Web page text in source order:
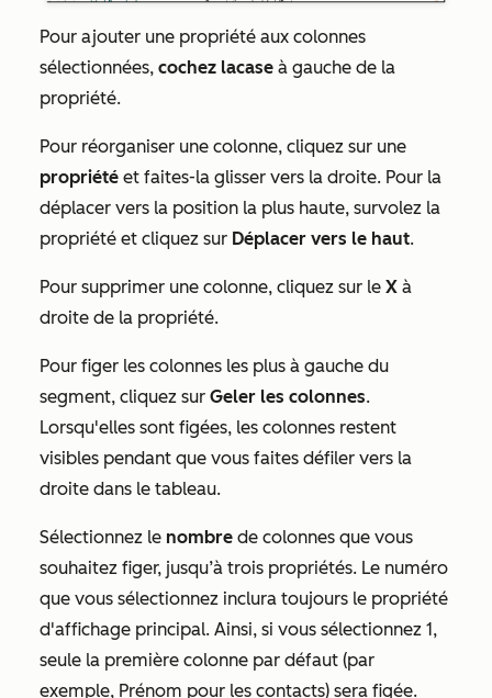
Pour ajouter une propriété aux colonnes
sélectionnées, cochez lacase à gauche de la
propriété.
Pour réorganiser une colonne, cliquez sur une
propriété et faites-la glisser vers la droite. Pour la
déplacer vers la position la plus haute, survolez la
propriété et cliquez sur Déplacer vers le haut.
Pour supprimer une colonne, cliquez sur le X à
droite de la propriété.
Pour figer les colonnes les plus à gauche du
segment, cliquez sur Geler les colonnes.
Lorsqu'elles sont figées, les colonnes restent
visibles pendant que vous faites défiler vers la
droite dans le tableau.
Sélectionnez le nombre de colonnes que vous
souhaitez figer, jusqu’à trois propriétés. Le numéro
que vous sélectionnez inclura toujours le propriété
d'affichage principal. Ainsi, si vous sélectionnez 1,
seule la première colonne par défaut (par
exemple, Prénom pour les contacts) sera figée.